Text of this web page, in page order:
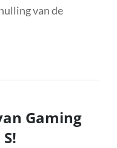
van de
Gaming